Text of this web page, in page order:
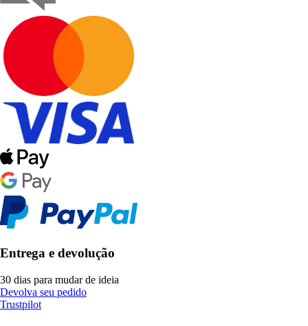
Entrega e devolução
30 dias para mudar de ideia
Devolva seu pedido
Trustpilot